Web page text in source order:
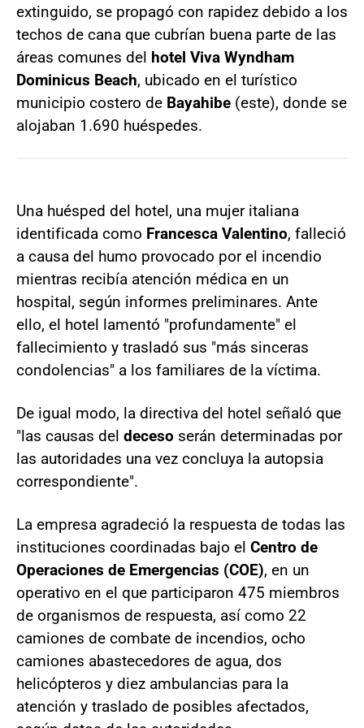
extinguido, se propagó con rapidez debido a los
techos de cana que cubrían buena parte de las
áreas comunes del hotel Viva Wyndham
Dominicus Beach, ubicado en el turístico
municipio costero de Bayahibe (este), donde se
alojaban 1.690 huéspedes.
Una huésped del hotel, una mujer italiana
identificada como Francesca Valentino, falleció
a causa del humo provocado por el incendio
mientras recibía atención médica en un
hospital, según informes preliminares. Ante
ello, el hotel lamentó "profundamente" el
fallecimiento y trasladó sus "más sinceras
condolencias" a los familiares de la víctima.
De igual modo, la directiva del hotel señaló que
"las causas del deceso serán determinadas por
las autoridades una vez concluya la autopsia
correspondiente".
La empresa agradeció la respuesta de todas las
instituciones coordinadas bajo el Centro de
Operaciones de Emergencias (COE), en un
operativo en el que participaron 475 miembros
de organismos de respuesta, así como 22
camiones de combate de incendios, ocho
camiones abastecedores de agua, dos
helicópteros y diez ambulancias para la
atención y traslado de posibles afectados,